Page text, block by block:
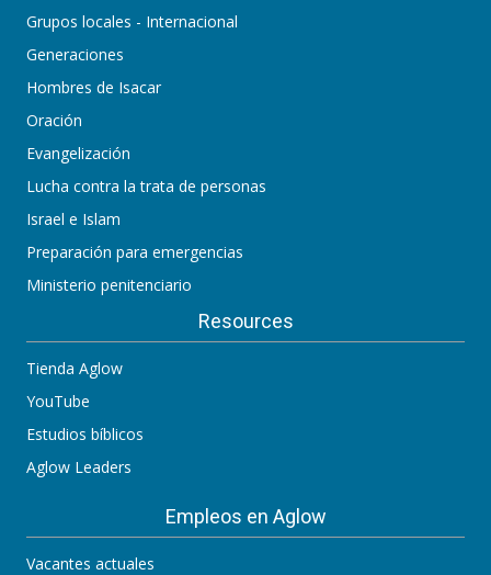
Grupos locales - Internacional
Generaciones
Hombres de Isacar
Oración
Evangelización
Lucha contra la trata de personas
Israel e Islam
Preparación para emergencias
Ministerio penitenciario
Resources
Tienda Aglow
YouTube
Estudios bíblicos
Aglow Leaders
Empleos en Aglow
Vacantes actuales